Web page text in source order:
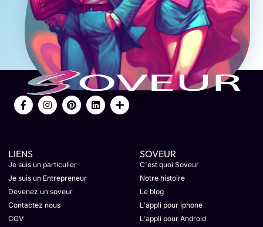
LIENS
Je suis un particulier
Je suis un Entrepreneur
Devenez un soveur
Contactez nous
CGV
SOVEUR
C'est quoi Soveur
Notre histoire
Le blog
L'appli pour iphone
L'appli pour Android